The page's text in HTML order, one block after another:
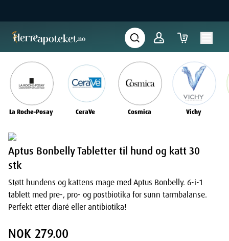
La Roche-Posay CeraVe Cosmica Vichy
Aptus Bonbelly Tabletter til hund og katt 30
stk
Støtt hundens og kattens mage med Aptus Bonbelly. 6-i-1
tablett med pre-, pro- og postbiotika for sunn tarmbalanse.
Perfekt etter diaré eller antibiotika!
NOK 279.00